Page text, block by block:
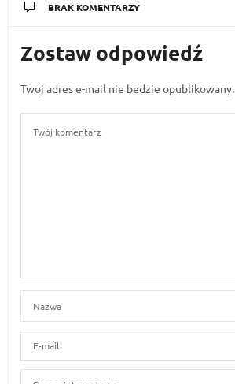
BRAK KOMENTARZY
Zostaw odpowiedź
Twoj adres e-mail nie bedzie opublikowany.